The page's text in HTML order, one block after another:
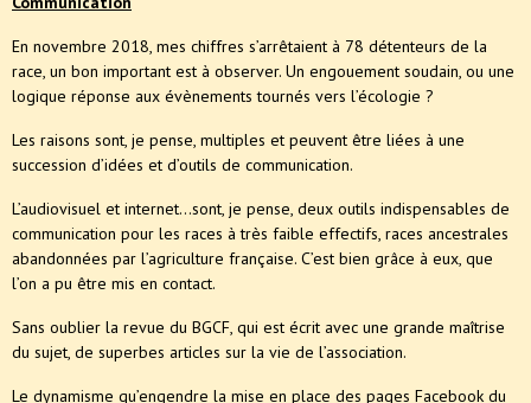
En novembre 2018, mes chiffres s’arrêtaient à 78 détenteurs de la
race, un bon important est à observer. Un engouement soudain, ou une
logique réponse aux évènements tournés vers l’écologie ?
Les raisons sont, je pense, multiples et peuvent être liées à une
succession d’idées et d’outils de communication.
L’audiovisuel et internet…sont, je pense, deux outils indispensables de
communication pour les races à très faible effectifs, races ancestrales
abandonnées par l’agriculture française. C’est bien grâce à eux, que
l’on a pu être mis en contact.
Sans oublier la revue du BGCF, qui est écrit avec une grande maîtrise
du sujet, de superbes articles sur la vie de l’association.
Le dynamisme qu’engendre la mise en place des pages Facebook du